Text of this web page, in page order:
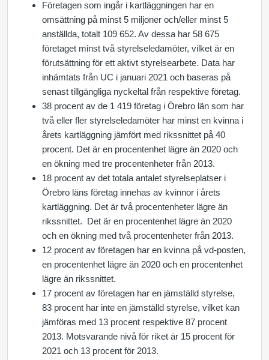
Företagen som ingår i kartläggningen har en
omsättning på minst 5 miljoner och/eller minst 5
anställda, totalt 109 652. Av dessa har 58 675
företaget minst två styrelseledamöter, vilket är en
förutsättning för ett aktivt styrelsearbete. Data har
inhämtats från UC i januari 2021 och baseras på
senast tillgängliga nyckeltal från respektive företag.
38 procent av de 1 419 företag i Örebro län som har
två eller fler styrelseledamöter har minst en kvinna i
årets kartläggning jämfört med rikssnittet på 40
procent. Det är en procentenhet lägre än 2020 och
en ökning med tre procentenheter från 2013.
18 procent av det totala antalet styrelseplatser i
Örebro läns företag innehas av kvinnor i årets
kartläggning. Det är två procentenheter lägre än
rikssnittet. Det är en procentenhet lägre än 2020
och en ökning med två procentenheter från 2013.
12 procent av företagen har en kvinna på vd-posten,
en procentenhet lägre än 2020 och en procentenhet
lägre än rikssnittet.
17 procent av företagen har en jämställd styrelse,
83 procent har inte en jämställd styrelse, vilket kan
jämföras med 13 procent respektive 87 procent
2013. Motsvarande nivå för riket är 15 procent för
2021 och 13 procent för 2013.